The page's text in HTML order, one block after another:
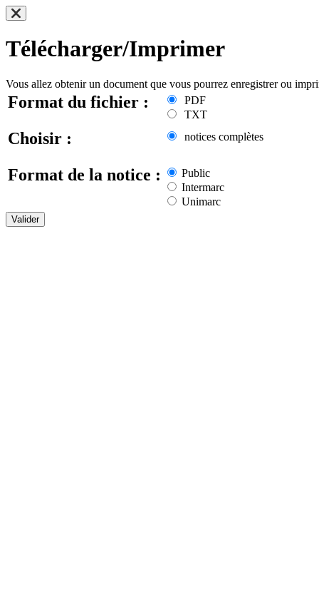
Télécharger/Imprimer
Vous allez obtenir un document que vous pourrez enregistrer ou
Format du fichier :
PDF
TXT
Choisir : notices complètes
Format de la notice :
Public
Intermarc
Unimarc